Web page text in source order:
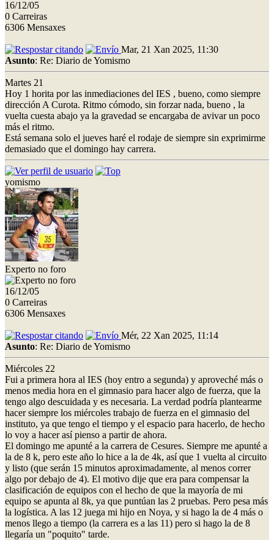
16/12/05
0 Carreiras
6306 Mensaxes
Mar, 21 Xan 2025, 11:30
Asunto: Re: Diario de Yomismo
Martes 21
Hoy 1 horita por las inmediaciones del IES , bueno, como siempre
dirección A Curota. Ritmo cómodo, sin forzar nada, bueno , la
vuelta cuesta abajo ya la gravedad se encargaba de avivar un poco
más el ritmo.
Está semana solo el jueves haré el rodaje de siempre sin exprimirme
demasiado que el domingo hay carrera.
yomismo
Experto no foro
16/12/05
0 Carreiras
6306 Mensaxes
Mér, 22 Xan 2025, 11:14
Asunto: Re: Diario de Yomismo
Miércoles 22
Fui a primera hora al IES (hoy entro a segunda) y aproveché más o
menos media hora en el gimnasio para hacer algo de fuerza, que la
tengo algo descuidada y es necesaria. La verdad podría plantearme
hacer siempre los miércoles trabajo de fuerza en el gimnasio del
instituto, ya que tengo el tiempo y el espacio para hacerlo, de hecho
lo voy a hacer así pienso a partir de ahora.
El domingo me apunté a la carrera de Cesures. Siempre me apunté a
la de 8 k, pero este año lo hice a la de 4k, así que 1 vuelta al circuito
y listo (que serán 15 minutos aproximadamente, al menos correr
algo por debajo de 4). El motivo dije que era para compensar la
clasificación de equipos con el hecho de que la mayoría de mi
equipo se apunta al 8k, ya que puntúan las 2 pruebas. Pero pesa más
la logística. A las 12 juega mi hijo en Noya, y si hago la de 4 más o
menos llego a tiempo (la carrera es a las 11) pero si hago la de 8
llegaría un "poquito" tarde.